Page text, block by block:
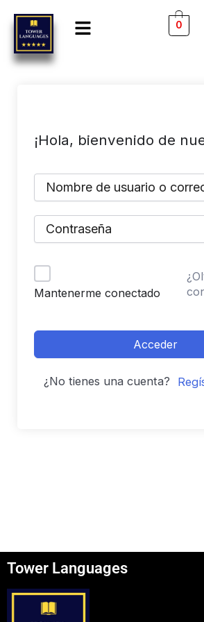
contenido
Menú 0
¡Hola, bienvenido de
Mantenerme conectado
Acceder
¿No tienes una cuenta?
Tower Languages